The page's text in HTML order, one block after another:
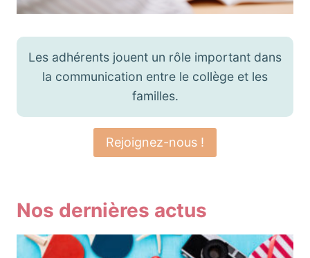
Les adhérents jouent un rôle important dans
la communication entre le collège et les
familles.
Rejoignez-nous !
Nos dernières actus